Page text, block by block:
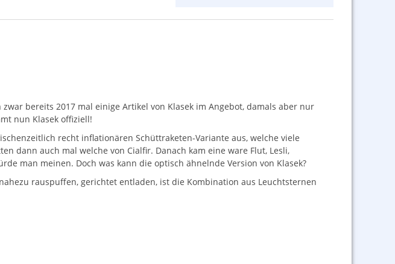
bereits 2017 mal einige Artikel von Klasek im Angebot, damals aber nur
nun Klasek offiziell!
recht inflationären Schüttraketen-Variante aus, welche viele
dann auch mal welche von Cialfir. Danach kam eine ware Flut, Lesli,
man meinen. Doch was kann die optisch ähnelnde Version von Klasek?
rauspuffen, gerichtet entladen, ist die Kombination aus Leuchtsternen